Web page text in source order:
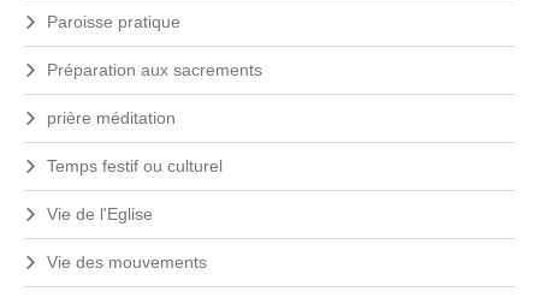
Paroisse pratique
Préparation aux sacrements
prière méditation
Temps festif ou culturel
Vie de l'Eglise
Vie des mouvements